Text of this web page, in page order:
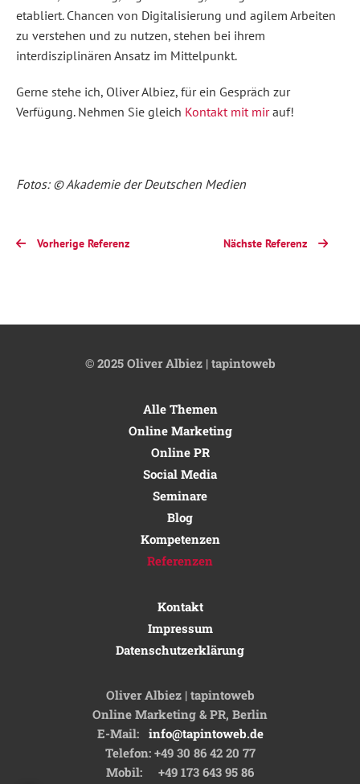
etabliert. Chancen von Digitalisierung und agilem Arbeiten
zu verstehen und zu nutzen, stehen bei ihrem
interdisziplinären Ansatz im Mittelpunkt.
Gerne stehe ich, Oliver Albiez, für ein Gespräch zur
Verfügung. Nehmen Sie gleich Kontakt mit mirauf!
Fotos: © Akademie der Deutschen Medien
Vorherige Referenz Nächste Referenz
© 2025 Oliver Albiez | tapintoweb
Alle Themen
Online Marketing
Online PR
Social Media
Seminare
Blog
Kompetenzen
Referenzen
Kontakt
Impressum
Datenschutzerklärung
Oliver Albiez | tapintoweb
Online Marketing & PR, Berlin
E-Mail: info@tapintoweb.de
Telefon: +49 30 86 42 20 77
Mobil: +49 173 643 95 86